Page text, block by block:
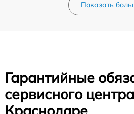
Показать
Гарантийные
сервисного
Краснодаре